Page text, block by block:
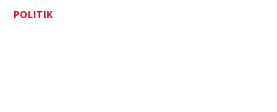
POLITIK